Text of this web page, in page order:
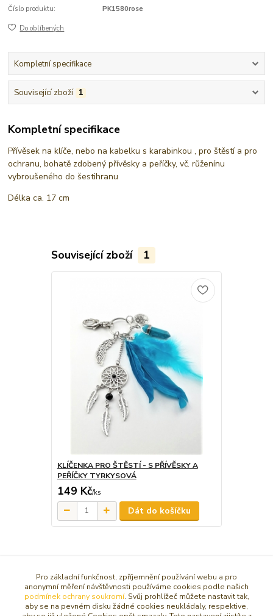
Číslo produktu: PK1580rose
Do oblíbených
Kompletní specifikace
Související zboží 1
Kompletní specifikace
Přívěsek na klíče, nebo na kabelku s karabinkou , pro štěstí a pro
ochranu, bohatě zdobený přívěsky a peříčky, vč. růženínu
vybroušeného do šestihranu
Délka ca. 17 cm
Související zboží 1
KLÍČENKA PRO ŠTĚSTÍ - S PŘÍVĚSKY A
PEŘÍČKY TYRKYSOVÁ
149 Kč/ks
Dát do košíčku
VÝROBKY Z DRAHÝCH KAMENŮ
KAMENY PODLE DRUHU
Pro základní funkčnost, zpříjemnění používání webu a pro
anonymní měření návštěvnosti používáme cookies podle našich
podmínek ochrany soukromí. Svůj prohlížeč můžete nastavit tak,
aby se na pevném disku žádné cookies neukládaly, respektive,